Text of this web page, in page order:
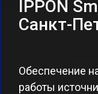
IPPON
Санкт-
Обеспечение
работы